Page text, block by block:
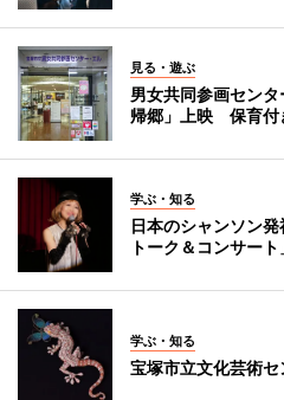
見る・遊ぶ
男女共同参画セン
帰郷」上映 保育付
学ぶ・知る
日本のシャンソン
トーク＆コンサート
学ぶ・知る
宝塚市立文化芸術